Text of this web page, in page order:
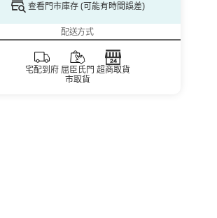
查看門市庫存 (可能有時間誤差)
配送方式
宅配到府 屈臣氏門
市取貨
超商取貨